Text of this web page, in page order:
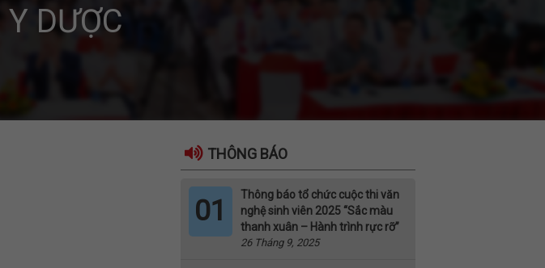
DƯỢC
THÔNG BÁO
01
Thông báo tổ chức cuộc thi văn
nghệ sinh viên 2025 “Sắc màu
thanh xuân – Hành trình rực rỡ”
26 Tháng 9, 2025